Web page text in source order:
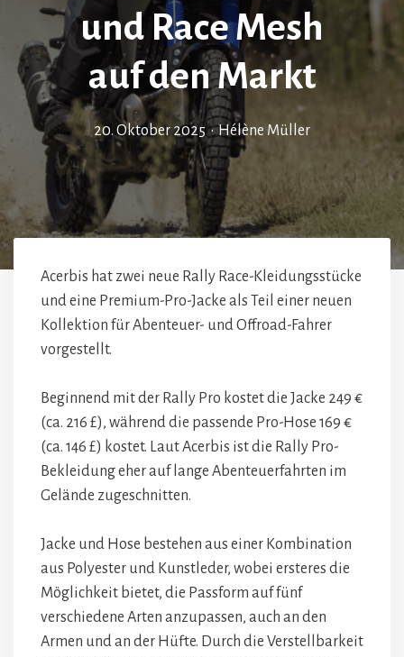
und Race Mesh
auf den Markt
20. Oktober 2025 • Hélène Müller
Acerbis hat zwei neue Rally Race-Kleidungsstücke
und eine Premium-Pro-Jacke als Teil einer neuen
Kollektion für Abenteuer- und Offroad-Fahrer
vorgestellt.
Beginnend mit der Rally Pro kostet die Jacke 249 €
(ca. 216 £), während die passende Pro-Hose 169 €
(ca. 146 £) kostet. Laut Acerbis ist die Rally Pro-
Bekleidung eher auf lange Abenteuerfahrten im
Gelände zugeschnitten.
Jacke und Hose bestehen aus einer Kombination
aus Polyester und Kunstleder, wobei ersteres die
Möglichkeit bietet, die Passform auf fünf
verschiedene Arten anzupassen, auch an den
Armen und an der Hüfte. Durch die Verstellbarkeit